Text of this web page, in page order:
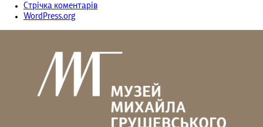
Стрічка коментарів
WordPress.org